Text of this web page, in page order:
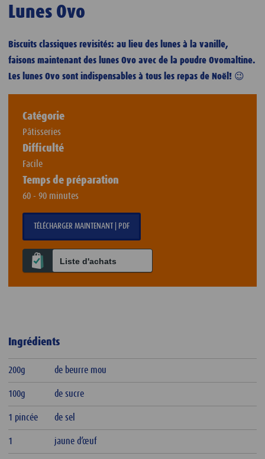
Lunes Ovo
Biscuits classiques revisités: au lieu des lunes à la vanille,
faisons maintenant des lunes Ovo avec de la poudre Ovomaltine.
Les lunes Ovo sont indispensables à tous les repas de Noël! 😉
Catégorie
Pâtisseries
Difficulté
Facile
Temps de préparation
60 - 90 minutes
TÉLÉCHARGER MAINTENANT | PDF
Liste d'achats
Ingrédients
200g de beurre mou
100g de sucre
1 pincée de sel
1 jaune d’œuf